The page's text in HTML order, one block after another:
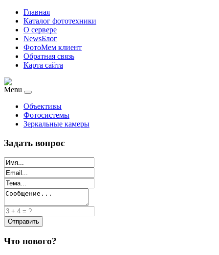
Главная
Каталог фототехники
О сервере
NewsБлог
ФотоМем клиент
Обратная связь
Карта сайта
Menu
Объективы
Фотосистемы
Зеркальные камеры
Задать вопрос
Что нового?